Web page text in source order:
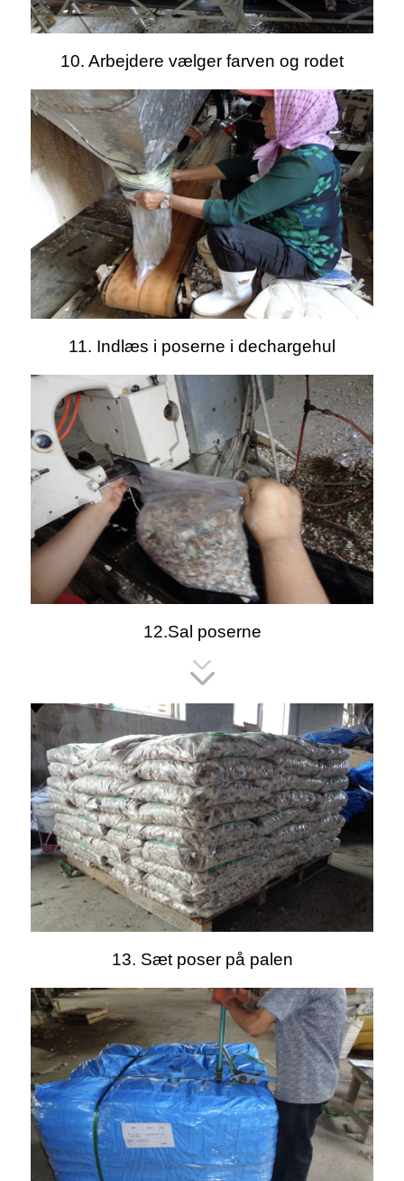
10. Arbejdere vælger farven og rodet
11. Indlæs i poserne i dechargehul
12.Sal poserne
13. Sæt poser på palen